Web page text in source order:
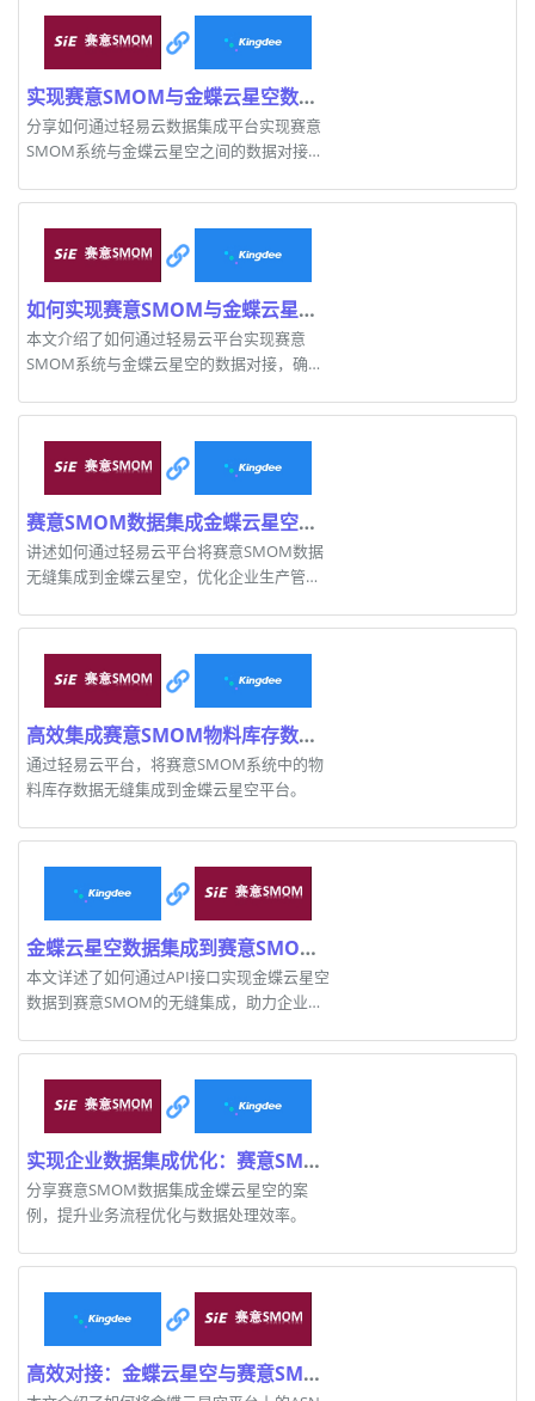
实现赛意SMOM与金蝶云星空数据高效集成：案例解析
分享如何通过轻易云数据集成平台实现赛意
SMOM系统与金蝶云星空之间的数据对接，
如何实现赛意SMOM与金蝶云星空的数据无缝对接
本文介绍了如何通过轻易云平台实现赛意
SMOM系统与金蝶云星空的数据对接，确保
赛意SMOM数据集成金蝶云星空：打造高效生产补料回传方案
讲述如何通过轻易云平台将赛意SMOM数据
无缝集成到金蝶云星空，优化企业生产管理
高效集成赛意SMOM物料库存数据到金蝶云星空
通过轻易云平台，将赛意SMOM系统中的物
料库存数据无缝集成到金蝶云星空平台。
金蝶云星空数据集成到赛意SMOM的成功案例解析
本文详述了如何通过API接口实现金蝶云星空
数据到赛意SMOM的无缝集成，助力企业信
实现企业数据集成优化：赛意SMOM与金蝶云星空对接案例
分享赛意SMOM数据集成金蝶云星空的案
例，提升业务流程优化与数据处理效率。
高效对接：金蝶云星空与赛意SMOM数据集成案例